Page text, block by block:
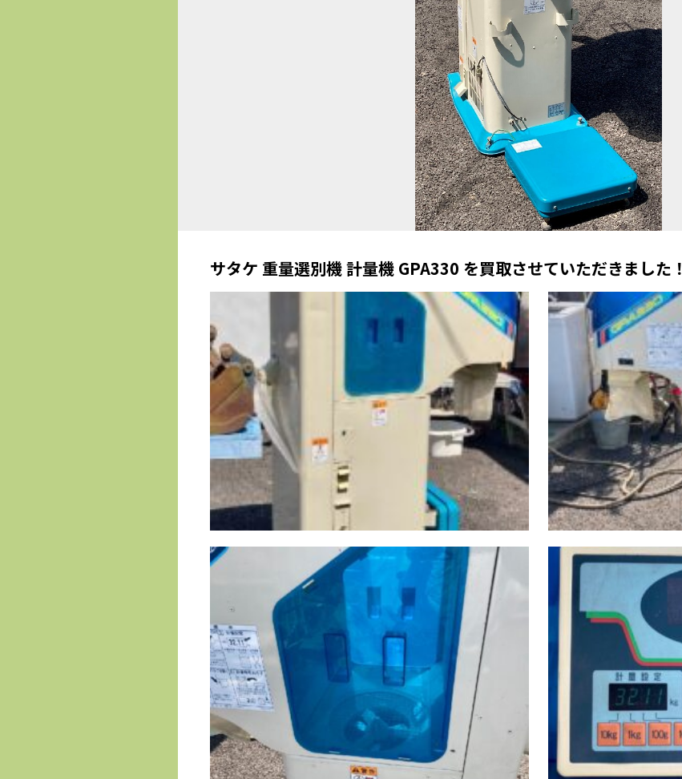
サタケ 重量選別機 計量機 GPA330 を買取させていただきました！